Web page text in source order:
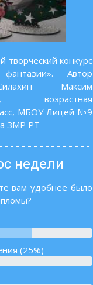
творческий конкурс
Автор
Максим
возрастная
МБОУ Лицей №9
ЗМР РТ
недели
вам удобнее было
(25%)